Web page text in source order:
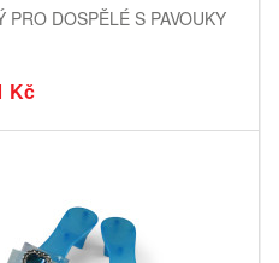
PRO DOSPĚLÉ S PAVOUKY
Kč